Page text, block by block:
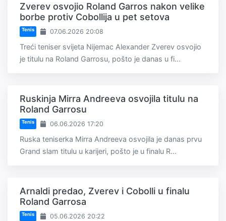
Zverev osvojio Roland Garros nakon velike
borbe protiv Cobollija u pet setova
Tenis 07.06.2026 20:08
Treći teniser svijeta Nijemac Alexander Zverev osvojio
je titulu na Roland Garrosu, pošto je danas u fi...
Ruskinja Mirra Andreeva osvojila titulu na
Roland Garrosu
Tenis 06.06.2026 17:20
Ruska teniserka Mirra Andreeva osvojila je danas prvu
Grand slam titulu u karijeri, pošto je u finalu R...
Arnaldi predao, Zverev i Cobolli u finalu
Roland Garrosa
Tenis 05.06.2026 20:22